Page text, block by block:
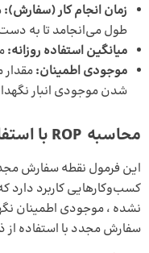
زمان انجام کار (سفارش):
طول می‌انجامد تا به
میانگین استفاده روزانه:
موجودی اطمینان:مقدار
شدن موجودی انبار
محاسبه ROP با استفاده از موجودی اطمینان
این فرمول نقطه سفارش
کسب‌وکارهایی کاربرد دارد
نشده ، موجودی اطمینان
سفارش مجدد با استفاده